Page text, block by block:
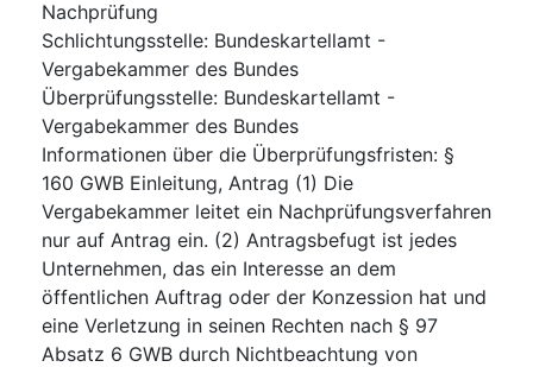
Nachprüfung
Schlichtungsstelle: Bundeskartellamt -
Vergabekammer des Bundes
Überprüfungsstelle: Bundeskartellamt -
Vergabekammer des Bundes
Informationen über die Überprüfungsfristen: §
160 GWB Einleitung, Antrag (1) Die
Vergabekammer leitet ein Nachprüfungsverfahren
nur auf Antrag ein. (2) Antragsbefugt ist jedes
Unternehmen, das ein Interesse an dem
öffentlichen Auftrag oder der Konzession hat und
eine Verletzung in seinen Rechten nach § 97
Absatz 6 GWB durch Nichtbeachtung von